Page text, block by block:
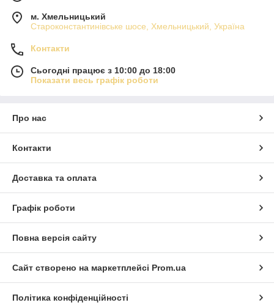
м. Хмельницький
Староконстантинівське шосе, Хмельницький, Україна
Контакти
Сьогодні працює з 10:00 до 18:00
Показати весь графік роботи
Про нас
Контакти
Доставка та оплата
Графік роботи
Повна версія сайту
Сайт створено на маркетплейсі Prom.ua
Політика конфіденційності